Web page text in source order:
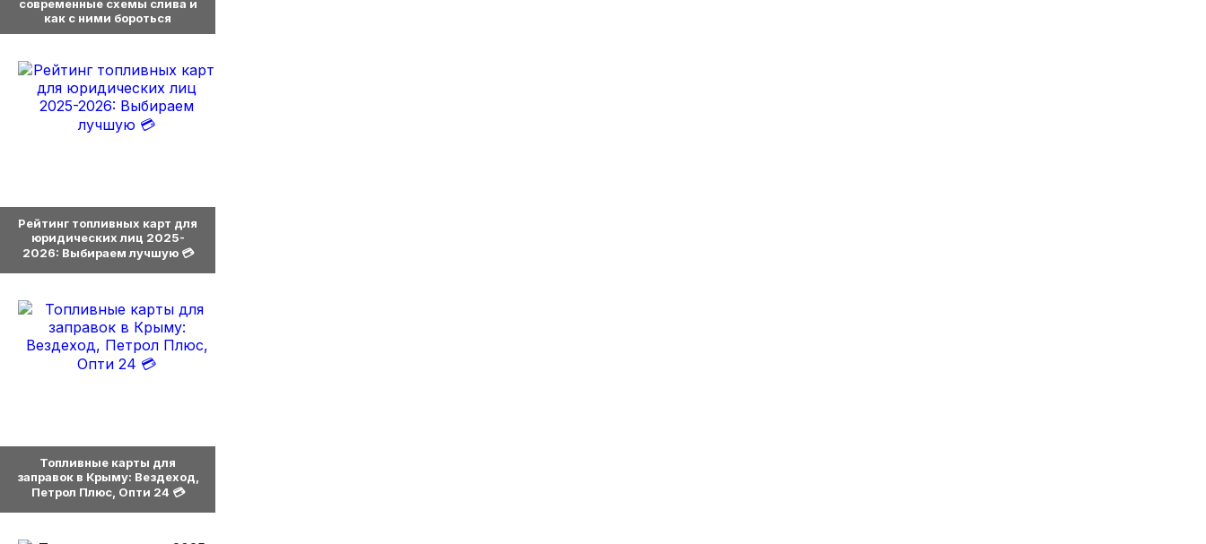
современные схемы слива и
как с ними бороться
Рейтинг топливных карт для
юридических лиц 2025-
2026: Выбираем лучшую 💳
Топливные карты для
заправок в Крыму: Вездеход,
Петрол Плюс, Опти 24 💳